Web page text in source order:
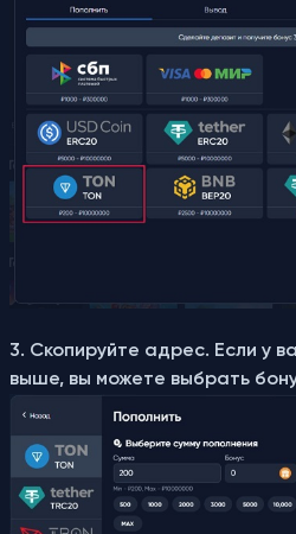
3. Скопируйте адрес. Если у
выше, вы можете выбрать